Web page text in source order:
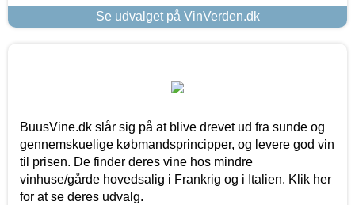
Se udvalget på VinVerden.dk
BuusVine.dk slår sig på at blive drevet ud fra sunde og
gennemskuelige købmandsprincipper, og levere god vin
til prisen. De finder deres vine hos mindre
vinhuse/gårde hovedsalig i Frankrig og i Italien. Klik her
for at se deres udvalg.